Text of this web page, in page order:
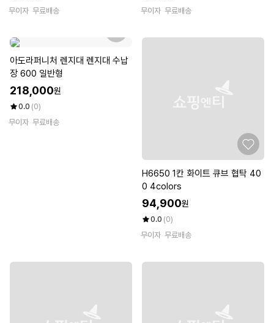
무이자 무료배송
무이자 무료배송
아도라퍼니처 렌지대 렌지대 수납
장 600 일반형
218,000원
0.0 (0)
무이자 무료배송
H6650 1칸 화이트 큐브 협탁 40
0 4colors
94,900원
0.0 (0)
무이자 무료배송